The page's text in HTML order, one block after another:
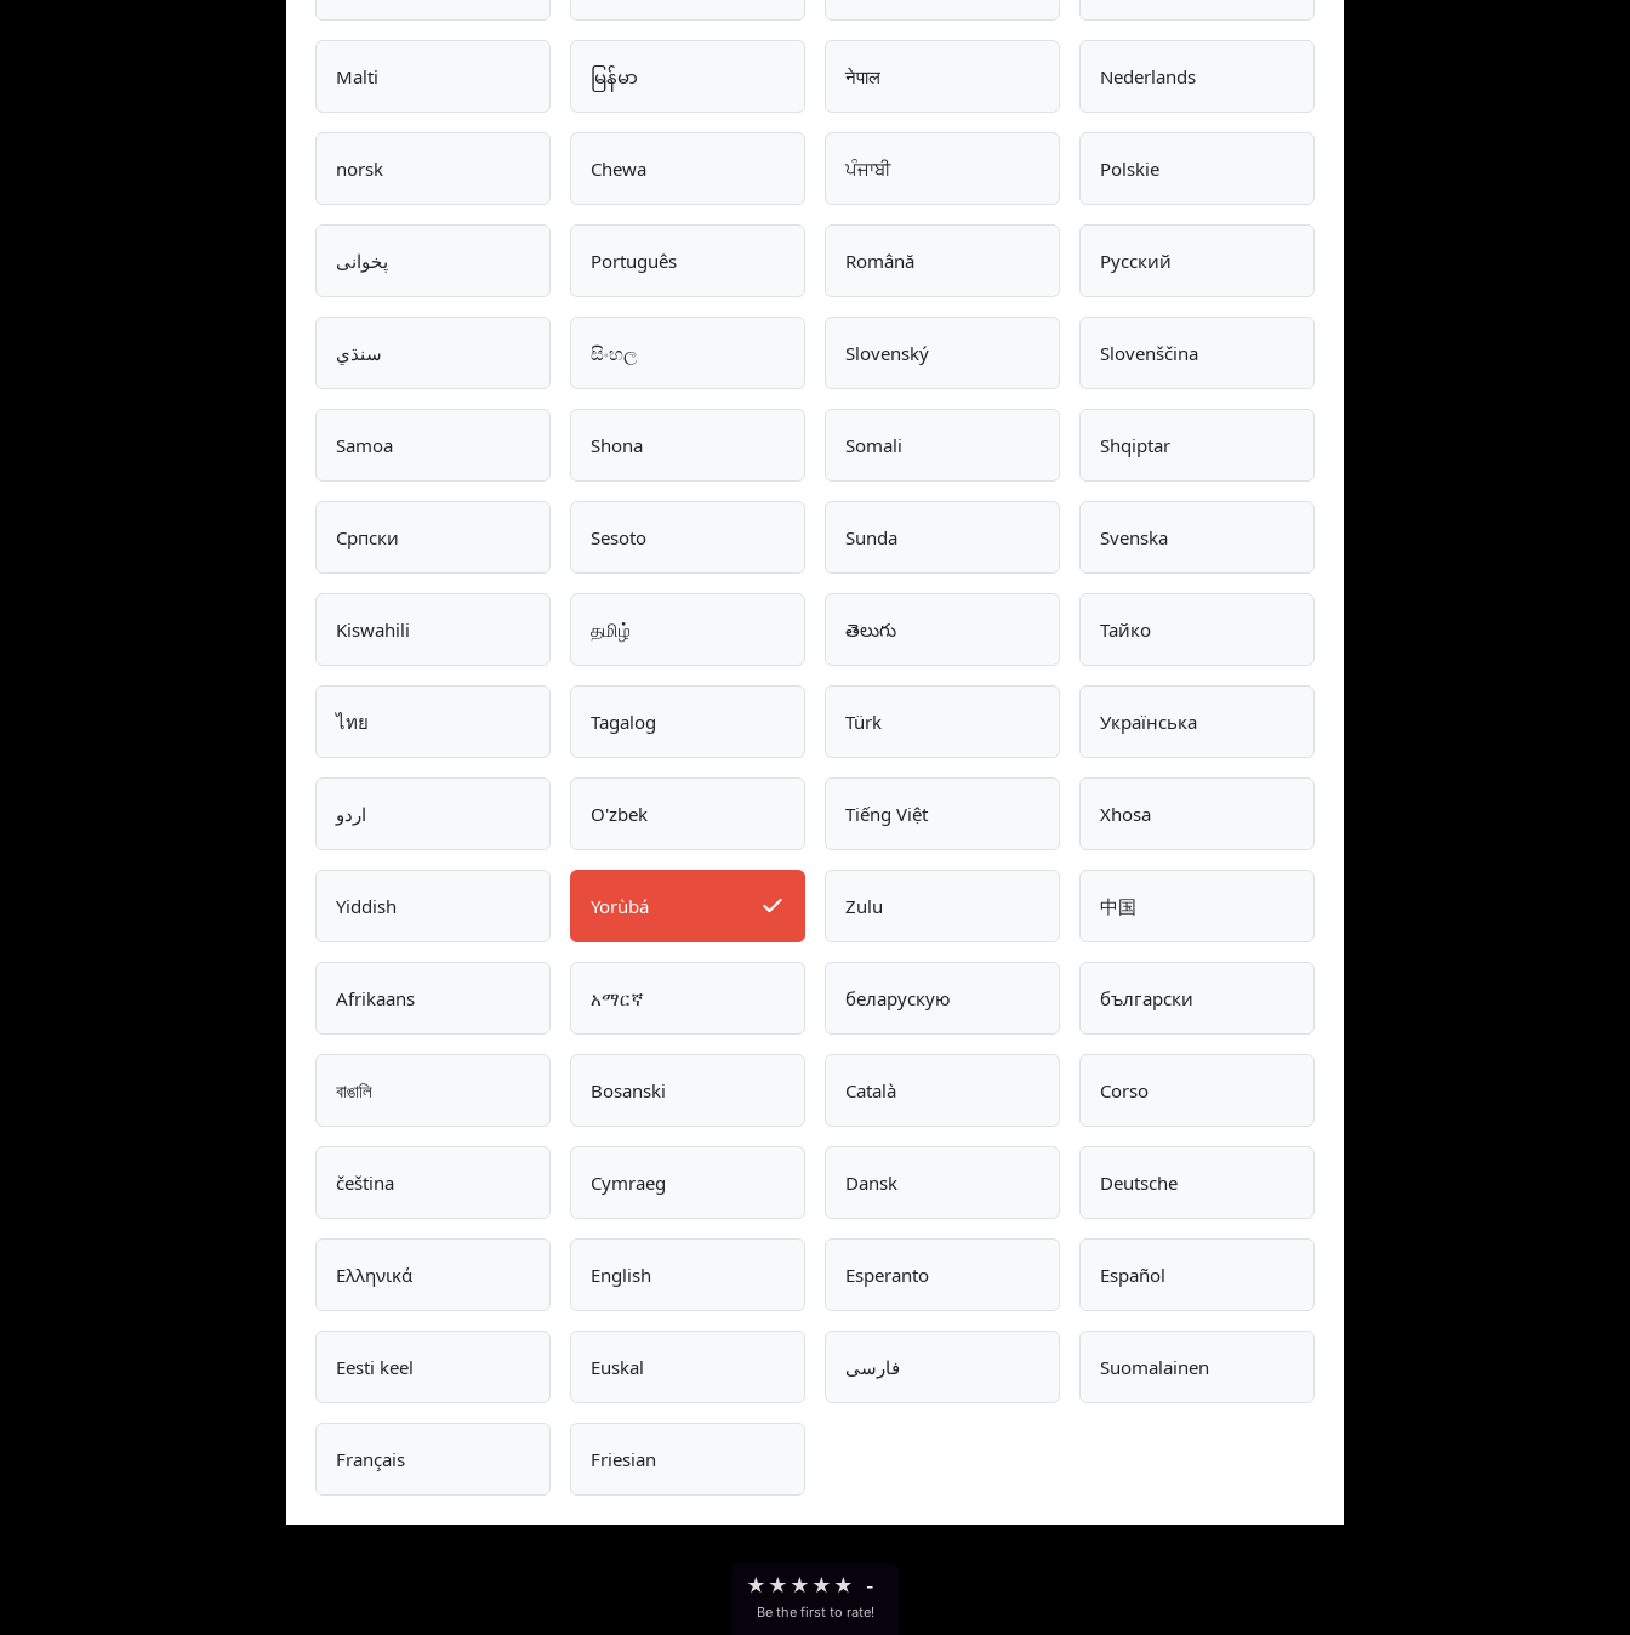
Malti မြန်မာ नेपाल Nederlands
norsk Chewa ਪੰਜਾਬੀ Polskie
پخوانی Português Română Pусский
سنڌي සිංහල Slovenský Slovenščina
Samoa Shona Somali Shqiptar
Српски Sesoto Sunda Svenska
Kiswahili தமிழ் తెలుగు Тайко
ไทย Tagalog Türk Українська
اردو O'zbek Tiếng Việt Xhosa
Yiddish Yorùbá Zulu 中国
Afrikaans አማርኛ беларускую български
বাঙালি Bosanski Català Corso
čeština Cymraeg Dansk Deutsche
Ελληνικά English Esperanto Español
Eesti keel Euskal فارسی Suomalainen
Français Friesian
★ ★ ★ ★ ★ -
Be the first to rate!